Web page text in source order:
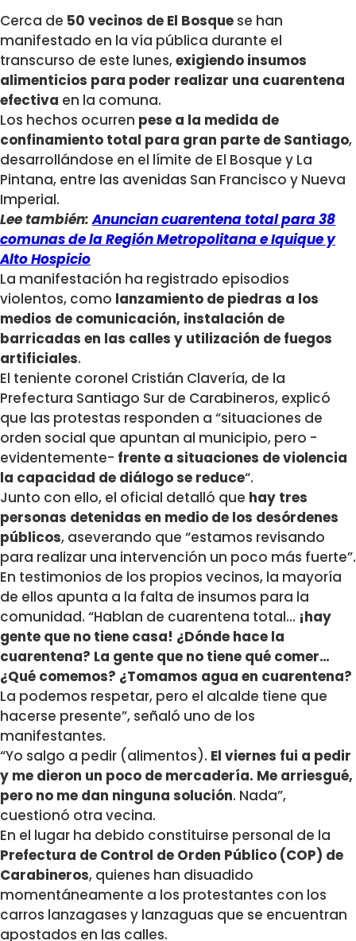
Cerca de 50 vecinos de El Bosque se han
manifestado en la vía pública durante el
transcurso de este lunes,exigiendo insumos
alimenticios para poder realizar una cuarentena
efectiva en la comuna.
Los hechos ocurren pese a la medida de
confinamiento total para gran parte de Santiago,
desarrollándose en el límite de El Bosque y La
Pintana, entre las avenidas San Francisco y Nueva
Imperial.
Lee también:Anuncian cuarentena total para 38
comunas de la Región Metropolitana e Iquique y
Alto Hospicio
La manifestación ha registrado episodios
violentos, como lanzamiento de piedras a los
medios de comunicación, instalación de
barricadas en las calles y utilización de fuegos
artificiales.
El teniente coronel Cristián Clavería, de la
Prefectura Santiago Sur de Carabineros, explicó
que las protestas responden a “situaciones de
orden social que apuntan al municipio, pero -
evidentemente- frente a situaciones de violencia
la capacidad de diálogo se reduce“.
Junto con ello, el oficial detalló que hay tres
personas detenidas en medio de los desórdenes
públicos, aseverando que “estamos revisando
para realizar una intervención un poco más fuerte”.
En testimonios de los propios vecinos, la mayoría
de ellos apunta a la falta de insumos para la
comunidad. “Hablan de cuarentena total… ¡hay
gente que no tiene casa! ¿Dónde hace la
cuarentena? La gente que no tiene qué comer…
¿Qué comemos? ¿Tomamos agua en cuarentena?
La podemos respetar, pero el alcalde tiene que
hacerse presente”, señaló uno de los
manifestantes.
“Yo salgo a pedir (alimentos). El viernes fui a pedir
y me dieron un poco de mercadería. Me arriesgué,
pero no me dan ninguna solución. Nada”,
cuestionó otra vecina.
En el lugar ha debido constituirse personal de la
Prefectura de Control de Orden Público (COP) de
Carabineros, quienes han disuadido
momentáneamente a los protestantes con los
carros lanzagases y lanzaguas que se encuentran
apostados en las calles.